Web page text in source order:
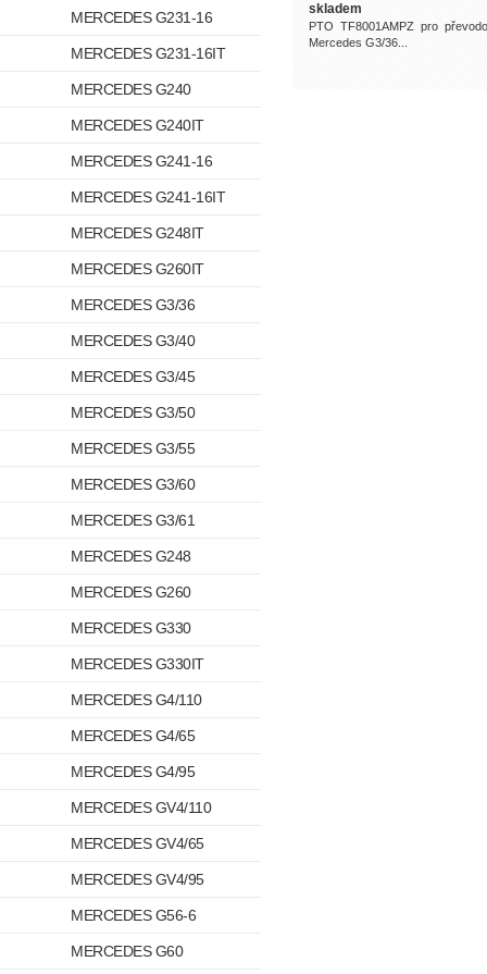
skladem
PTO TF8001AMPZ pro
Mercedes G3/36...
MERCEDES G231-16
MERCEDES G231-16IT
MERCEDES G240
MERCEDES G240IT
MERCEDES G241-16
MERCEDES G241-16IT
MERCEDES G248IT
MERCEDES G260IT
MERCEDES G3/36
MERCEDES G3/40
MERCEDES G3/45
MERCEDES G3/50
MERCEDES G3/55
MERCEDES G3/60
MERCEDES G3/61
MERCEDES G248
MERCEDES G260
MERCEDES G330
MERCEDES G330IT
MERCEDES G4/110
MERCEDES G4/65
MERCEDES G4/95
MERCEDES GV4/110
MERCEDES GV4/65
MERCEDES GV4/95
MERCEDES G56-6
MERCEDES G60